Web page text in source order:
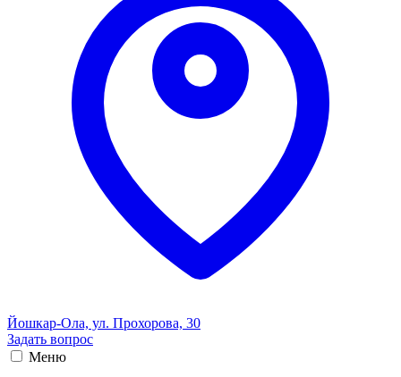
Йошкар-Ола, ул. Прохорова, 30
Задать вопрос
Меню